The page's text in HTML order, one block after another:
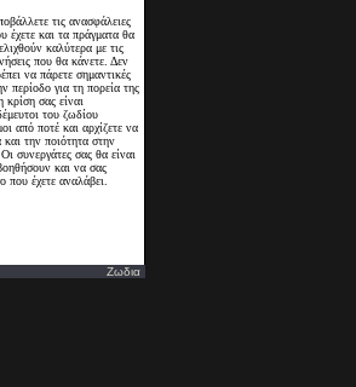
Ζωδια